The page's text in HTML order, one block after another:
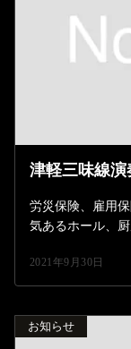
津軽三味線
労災保険、雇用
気あるホール、
2021年9月30日
お知らせ